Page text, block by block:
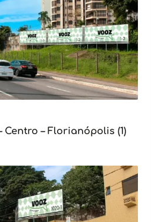
Centro – Florianópolis (1)